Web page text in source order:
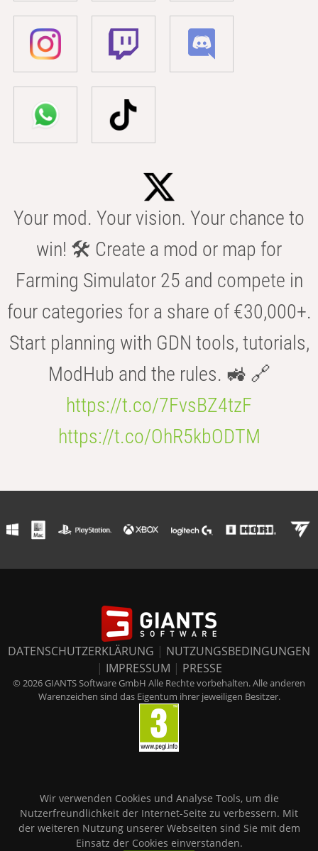
Your mod. Your vision. Your chance to
win! 🛠️ Create a mod or map for
Farming Simulator 25 and compete in
four categories for a share of €30,000+.
Start planning with GDN tools, tutorials,
ModHub and the rules. 🚜 🔗
https://t.co/7FvsBZ4tzF
https://t.co/OhR5kbODTM
DATENSCHUTZERKLÄRUNG | NUTZUNGSBEDINGUNGEN
| IMPRESSUM | PRESSE
© 2026 GIANTS Software GmbH Alle Rechte vorbehalten. Alle anderen
Warenzeichen sind das Eigentum ihrer jeweiligen Besitzer.
Wir verwenden Cookies und Analyse Tools, um die
Nutzerfreundlichkeit der Internet-Seite zu verbessern. Mit
der weiteren Nutzung unserer Webseiten sind Sie mit dem
Einsatz der Cookies einverstanden.